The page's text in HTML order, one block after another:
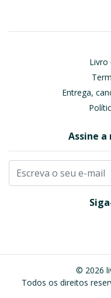
Livro
Entrega,
Assine
© 2026
Todos os direitos